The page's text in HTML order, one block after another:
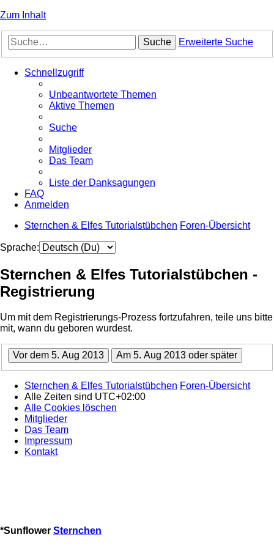
Zum Inhalt
Suche Erweiterte Suche
Schnellzugriff
Unbeantwortete Themen
Aktive Themen
Suche
Mitglieder
Das Team
Liste der Danksagungen
FAQ
Anmelden
Sternchen & Elfes Tutorialstübchen Foren-Übersicht
Sprache:
Sternchen & Elfes Tutorialstübchen -
Registrierung
Um mit dem Registrierungs-Prozess fortzufahren, teile uns bitte
mit, wann du geboren wurdest.
Sternchen & Elfes Tutorialstübchen Foren-Übersicht
Alle Zeiten sind UTC+02:00
Alle Cookies löschen
Mitglieder
Das Team
Impressum
Kontakt
*Sunflower Sternchen